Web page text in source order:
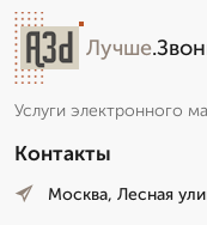
Лучше
Услуги электронного
Контакты
Москва, Лесная